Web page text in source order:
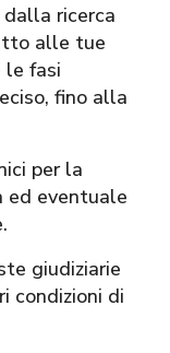
ricerca
alle tue
le fasi
fino alla
per la
ed eventuale
giudiziarie
condizioni di